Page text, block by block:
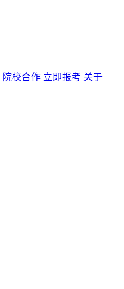
院校合作 立即报考 关于